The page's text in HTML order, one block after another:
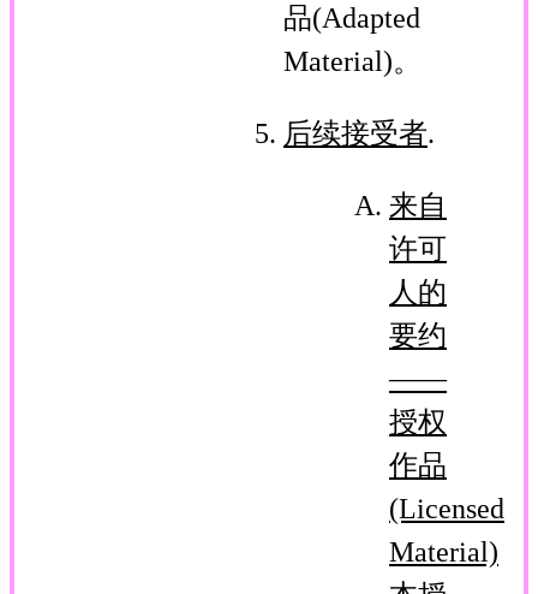
品(Adapted
Material)。
后续接受者.
来自
许可
人的
要约
——
授权
作品
(Licensed
Material)